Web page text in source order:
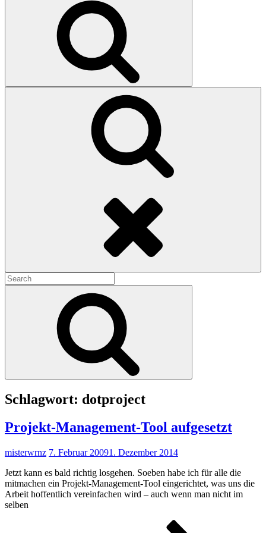
Search
for:
Schlagwort: dotproject
Projekt-Management-Tool aufgesetzt
misterwrnz 7. Februar 20091. Dezember 2014
Jetzt kann es bald richtig losgehen. Soeben habe ich für alle die
mitmachen ein Projekt-Management-Tool eingerichtet, was uns die
Arbeit hoffentlich vereinfachen wird – auch wenn man nicht im
selben